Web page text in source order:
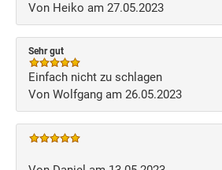
Von Heiko am 27.05.2023
Sehr gut
Einfach nicht zu schlagen
Von Wolfgang am 26.05.2023